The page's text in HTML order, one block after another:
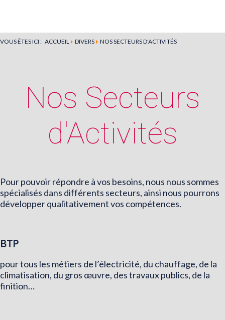
avant un
VOUS ÊTES ICI : ACCUEIL DIVERS NOS SECTEURS D'ACTIVITÉS
Nos Secteurs
d'Activités
Pour pouvoir répondre à vos besoins, nous nous sommes
spécialisés dans différents secteurs, ainsi nous pourrons
développer qualitativement vos compétences.
BTP
pour tous les métiers de l’électricité, du chauffage, de la
climatisation, du gros œuvre, des travaux publics, de la
finition…